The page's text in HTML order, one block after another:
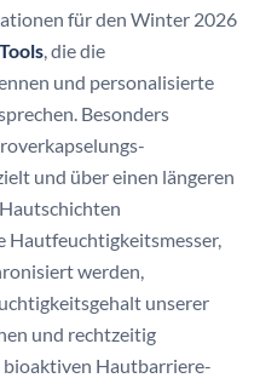
für den Winter 2026
, die die
und personalisierte
Besonders
und über einen längeren
Hautfeuchtigkeitsmesser,
werden,
unserer
und rechtzeitig
bioaktiven Hautbarriere-